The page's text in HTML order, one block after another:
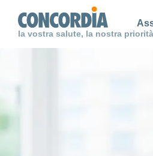
la vostra salute, la nostra priorità
Cerca
Cerca
Cerca